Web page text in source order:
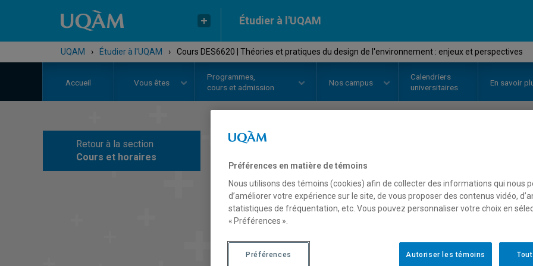
Étudier à l'UQAM
UQAM › Étudier à l'UQAM › Cours DES6620 | Théories et pratiques du design de l'environnement : enjeux et perspectives
Accueil Vous êtes
Programmes,
cours et admission
Nos campus
Calendriers
universitaires
En savoir
Retour à la section
Cours et horaires
Théories et
l'environnement :
Préférences en matière de témoins
Nous utilisons des témoins (cookies) afin de collecter des informations qui nous
d’améliorer votre expérience sur le site, de vous proposer des contenus vidéo,
statistiques de fréquentation, etc. Vous pouvez personnaliser votre choix en
« Préférences ».
Autoriser les témoins
Préférences